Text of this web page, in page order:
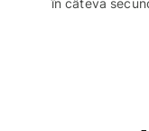
în câteva